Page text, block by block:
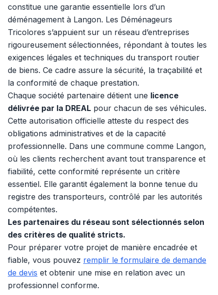
constitue une garantie essentielle lors d’un
déménagement à Langon. Les Déménageurs
Tricolores s’appuient sur un réseau d’entreprises
rigoureusement sélectionnées, répondant à toutes les
exigences légales et techniques du transport routier
de biens. Ce cadre assure la sécurité, la traçabilité et
la conformité de chaque prestation.
Chaque société partenaire détient une licence
délivrée par la DREAL pour chacun de ses véhicules.
Cette autorisation officielle atteste du respect des
obligations administratives et de la capacité
professionnelle. Dans une commune comme Langon,
où les clients recherchent avant tout transparence et
fiabilité, cette conformité représente un critère
essentiel. Elle garantit également la bonne tenue du
registre des transporteurs, contrôlé par les autorités
compétentes.
Les partenaires du réseau sont sélectionnés selon
des critères de qualité stricts.
Pour préparer votre projet de manière encadrée et
fiable, vous pouvez remplir le formulaire de demande
de devis et obtenir une mise en relation avec un
professionnel conforme.